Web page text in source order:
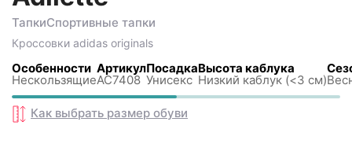
ТапкиСпортивные тапки
Кроссовки adidas originals
Особенности
Нескользящиe
Артикул
AC7408
Посадка
Унисекс
Высота каблука
Низкий каблук (<3 см)
Как выбрать размер обуви